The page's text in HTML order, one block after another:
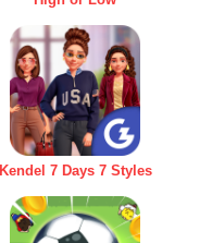
Kendel 7 Days 7 Styles